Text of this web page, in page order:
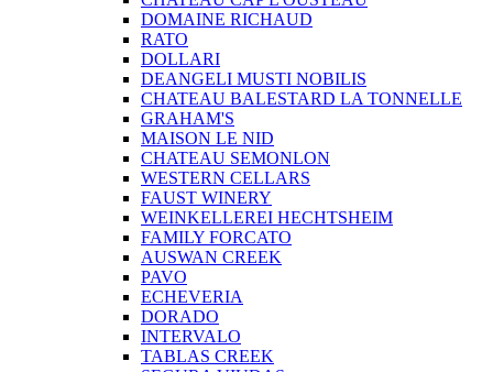
DOMAINE RICHAUD
RATO
DOLLARI
DEANGELI MUSTI NOBILIS
CHATEAU BALESTARD LA TONNELLE
GRAHAM'S
MAISON LE NID
CHATEAU SEMONLON
WESTERN CELLARS
FAUST WINERY
WEINKELLEREI HECHTSHEIM
FAMILY FORCATO
AUSWAN CREEK
PAVO
ECHEVERIA
DORADO
INTERVALO
TABLAS CREEK